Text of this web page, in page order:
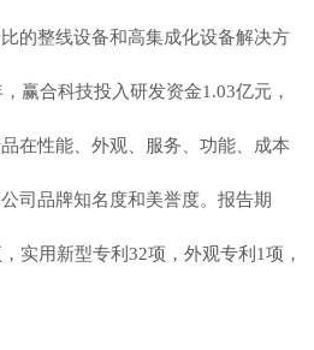
的整线设备和高集成化设备解决方
赢合科技投入研发资金1.03亿元，
在性能、外观、服务、功能、成本
司品牌知名度和美誉度。报告期
实用新型专利32项，外观专利1项，